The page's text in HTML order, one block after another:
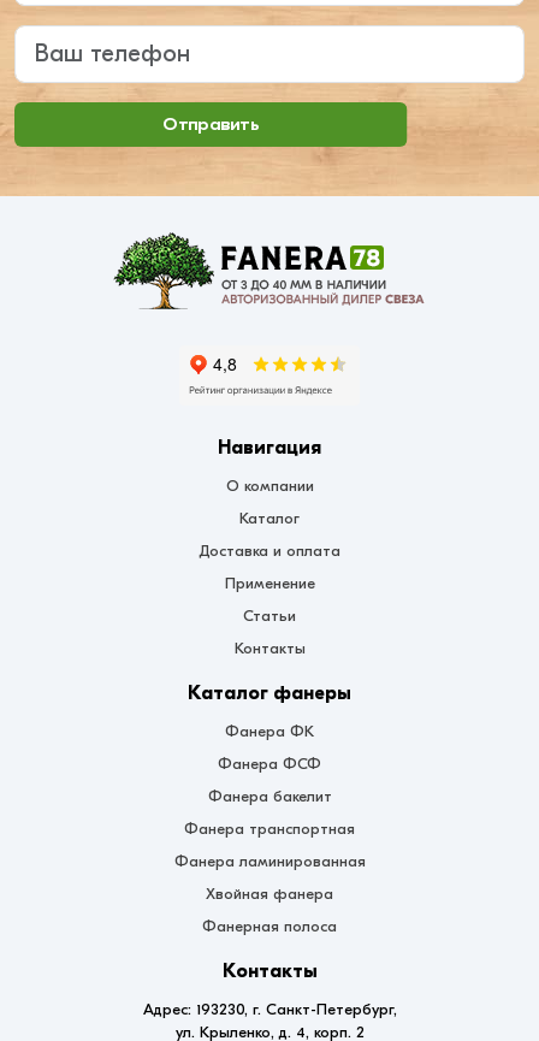
Ваш телефон
Отправить
Навигация
О компании
Каталог
Доставка и оплата
Применение
Статьи
Контакты
Каталог фанеры
Фанера ФК
Фанера ФСФ
Фанера бакелит
Фанера транспортная
Фанера ламинированная
Хвойная фанера
Фанерная полоса
Контакты
Адрес: 193230, г. Санкт-Петербург,
ул. Крыленко, д. 4, корп. 2